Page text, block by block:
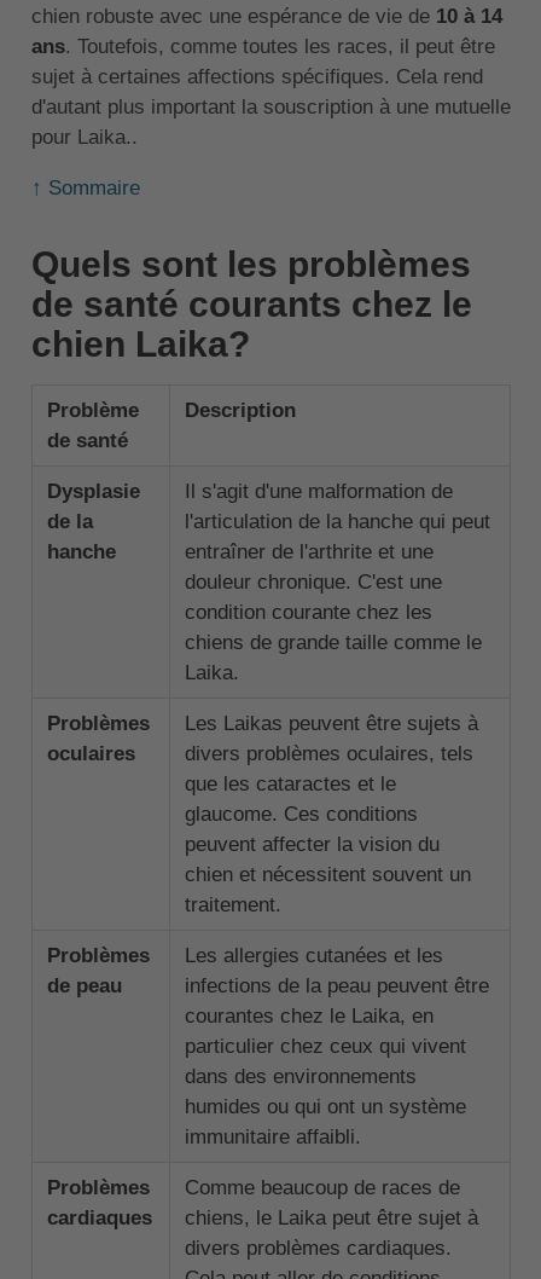
chien robuste avec une espérance de vie de 10 à 14
ans. Toutefois, comme toutes les races, il peut être
sujet à certaines affections spécifiques. Cela rend
d'autant plus important la souscription à une mutuelle
pour Laika..
↑ Sommaire
Quels sont les problèmes
de santé courants chez le
chien Laika?
Problème
de santé
Description
Dysplasie
de la
hanche
Il s'agit d'une malformation de
l'articulation de la hanche qui peut
entraîner de l'arthrite et une
douleur chronique. C'est une
condition courante chez les
chiens de grande taille comme le
Laika.
Problèmes
oculaires
Les Laikas peuvent être sujets à
divers problèmes oculaires, tels
que les cataractes et le
glaucome. Ces conditions
peuvent affecter la vision du
chien et nécessitent souvent un
traitement.
Problèmes
de peau
Les allergies cutanées et les
infections de la peau peuvent être
courantes chez le Laika, en
particulier chez ceux qui vivent
dans des environnements
humides ou qui ont un système
immunitaire affaibli.
Problèmes
cardiaques
Comme beaucoup de races de
chiens, le Laika peut être sujet à
divers problèmes cardiaques.